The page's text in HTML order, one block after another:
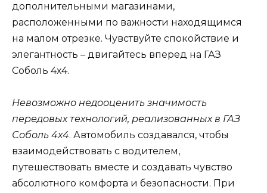
дополнительными магазинами,
расположенными по важности находящимся
на малом отрезке. Чувствуйте спокойствие и
элегантность – двигайтесь вперед на ГАЗ
Соболь 4х4.
Невозможно недооценить значимость
передовых технологий, реализованных в ГАЗ
Соболь 4х4. Автомобиль создавался, чтобы
взаимодействовать с водителем,
путешествовать вместе и создавать чувство
абсолютного комфорта и безопасности. При